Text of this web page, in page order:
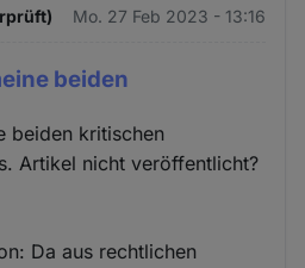
Mo. 27 Feb 2023 - 13:16
beiden
beiden kritischen
Artikel nicht veröffentlicht?
Da aus rechtlichen